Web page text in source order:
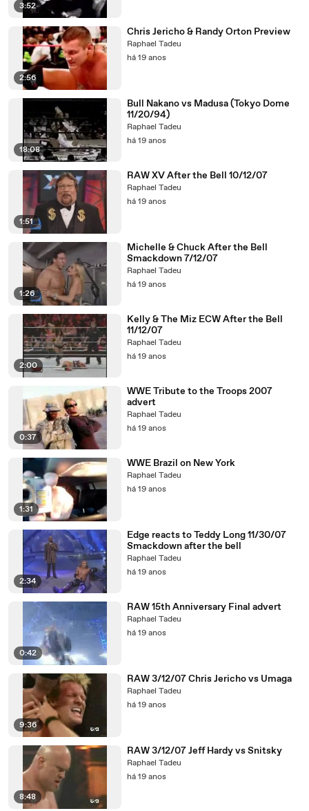
3:52
2:56
Chris Jericho & Randy Orton Preview
Raphael Tadeu
há 19 anos
18:08
Bull Nakano vs Madusa (Tokyo Dome
11/20/94)
Raphael Tadeu
há 19 anos
1:51
RAW XV After the Bell 10/12/07
Raphael Tadeu
há 19 anos
1:26
Michelle & Chuck After the Bell
Smackdown 7/12/07
Raphael Tadeu
há 19 anos
2:00
Kelly & The Miz ECW After the Bell
11/12/07
Raphael Tadeu
há 19 anos
0:37
WWE Tribute to the Troops 2007
advert
Raphael Tadeu
há 19 anos
1:31
WWE Brazil on New York
Raphael Tadeu
há 19 anos
2:34
Edge reacts to Teddy Long 11/30/07
Smackdown after the bell
Raphael Tadeu
há 19 anos
0:42
RAW 15th Anniversary Final advert
Raphael Tadeu
há 19 anos
9:36
RAW 3/12/07 Chris Jericho vs Umaga
Raphael Tadeu
há 19 anos
8:48
RAW 3/12/07 Jeff Hardy vs Snitsky
Raphael Tadeu
há 19 anos